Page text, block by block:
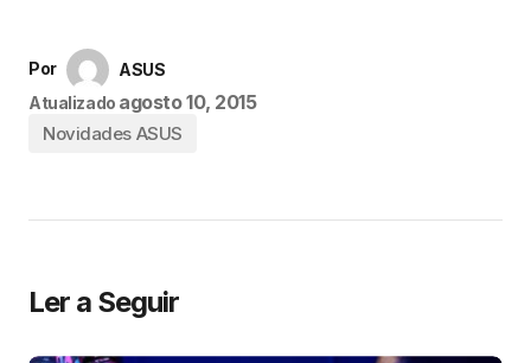
Por
ASUS
Atualizado agosto 10, 2015
Novidades ASUS
Ler a Seguir